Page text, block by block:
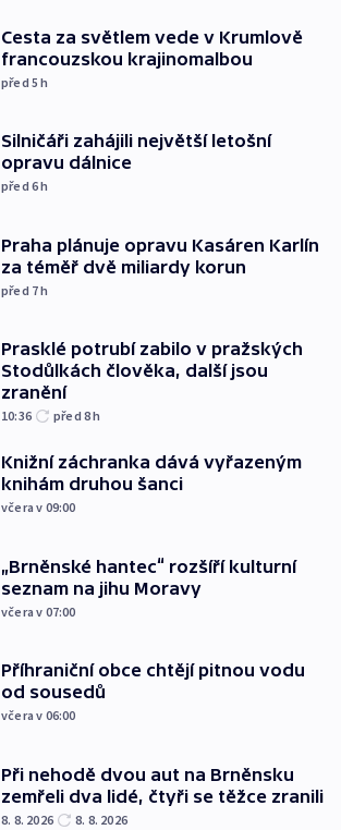
Cesta za světlem vede v Krumlově
francouzskou krajinomalbou
před 5h
Silničáři zahájili největší letošní
opravu dálnice
před 6h
Praha plánuje opravu Kasáren Karlín
za téměř dvě miliardy korun
před 7h
Prasklé potrubí zabilo v pražských
Stodůlkách člověka, další jsou
zranění
10:36 před 8h
Knižní záchranka dává vyřazeným
knihám druhou šanci
včera v 09:00
„Brněnské hantec“ rozšíří kulturní
seznam na jihu Moravy
včera v 07:00
Příhraniční obce chtějí pitnou vodu
od sousedů
včera v 06:00
Při nehodě dvou aut na Brněnsku
zemřeli dva lidé, čtyři se těžce zranili
8. 8. 2026 8. 8. 2026